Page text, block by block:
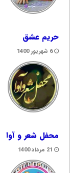
حریم عشق
6 شهریور 1400
محفل شعر و آوا
21 مرداد 1400